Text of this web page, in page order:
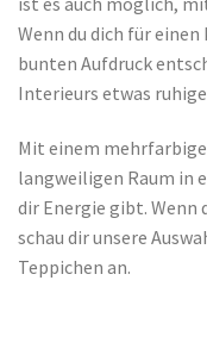
Wenn du dich für
bunten Aufdruck
Interieurs etwas
Mit einem
langweiligen Raum in
dir Energie gibt. Wenn
schau dir unsere
Teppichen an.